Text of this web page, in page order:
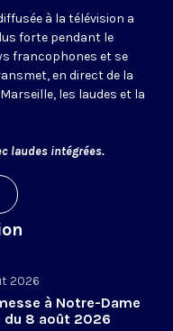
à la télévision a
forte pendant le
francophones et se
en direct de la
les laudes et la
laudes intégrées.
2026
à Notre-Dame
du 8 août 2026